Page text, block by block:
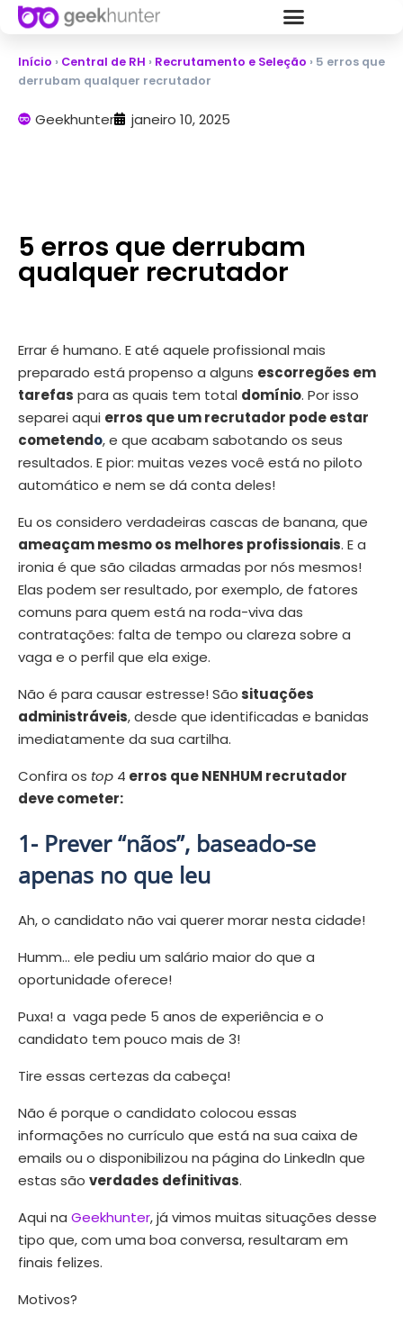
Início › Central de RH › Recrutamento e Seleção › 5 erros que
derrubam qualquer recrutador
Geekhunter janeiro 10, 2025
5 erros que derrubam
qualquer recrutador
Errar é humano. E até aquele profissional mais
preparado está propenso a alguns escorregões em
tarefas para as quais tem total domínio. Por isso
separei aqui erros que um recrutador pode estar
cometendo, e que acabam sabotando os seus
resultados. E pior: muitas vezes você está no piloto
automático e nem se dá conta deles!
Eu os considero verdadeiras cascas de banana, que
ameaçam mesmo os melhores profissionais. E a
ironia é que são ciladas armadas por nós mesmos!
Elas podem ser resultado, por exemplo, de fatores
comuns para quem está na roda-viva das
contratações: falta de tempo ou clareza sobre a
vaga e o perfil que ela exige.
Não é para causar estresse! Sãosituações
administráveis, desde que identificadas e banidas
imediatamente da sua cartilha.
Confira os top 4 erros que NENHUM recrutador
deve cometer:
1- Prever “nãos”, baseado-se
apenas no que leu
Ah, o candidato não vai querer morar nesta cidade!
Humm… ele pediu um salário maior do que a
oportunidade oferece!
Puxa! a vaga pede 5 anos de experiência e o
candidato tem pouco mais de 3!
Tire essas certezas da cabeça!
Não é porque o candidato colocou essas
informações no currículo que está na sua caixa de
emails ou o disponibilizou na página do LinkedIn que
estas são verdades definitivas.
Aqui na Geekhunter, já vimos muitas situações desse
tipo que, com uma boa conversa, resultaram em
finais felizes.
Motivos?